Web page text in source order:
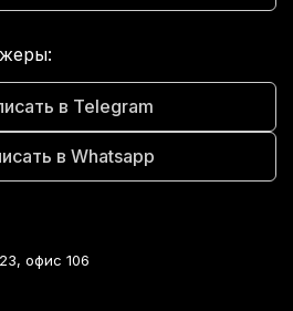
в Telegram
в Whatsapp
офис 106